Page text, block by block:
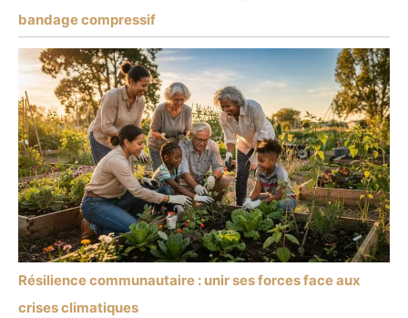
bandage compressif
Résilience communautaire : unir ses forces face aux
crises climatiques